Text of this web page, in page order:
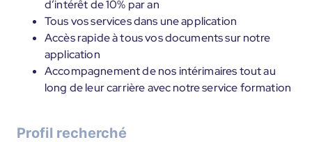
d’intérêt de 10% par an
Tous vos services dans une application
Accès rapide à tous vos documents sur notre
application
Accompagnement de nos intérimaires tout au
long de leur carrière avec notre service formation
Profil recherché